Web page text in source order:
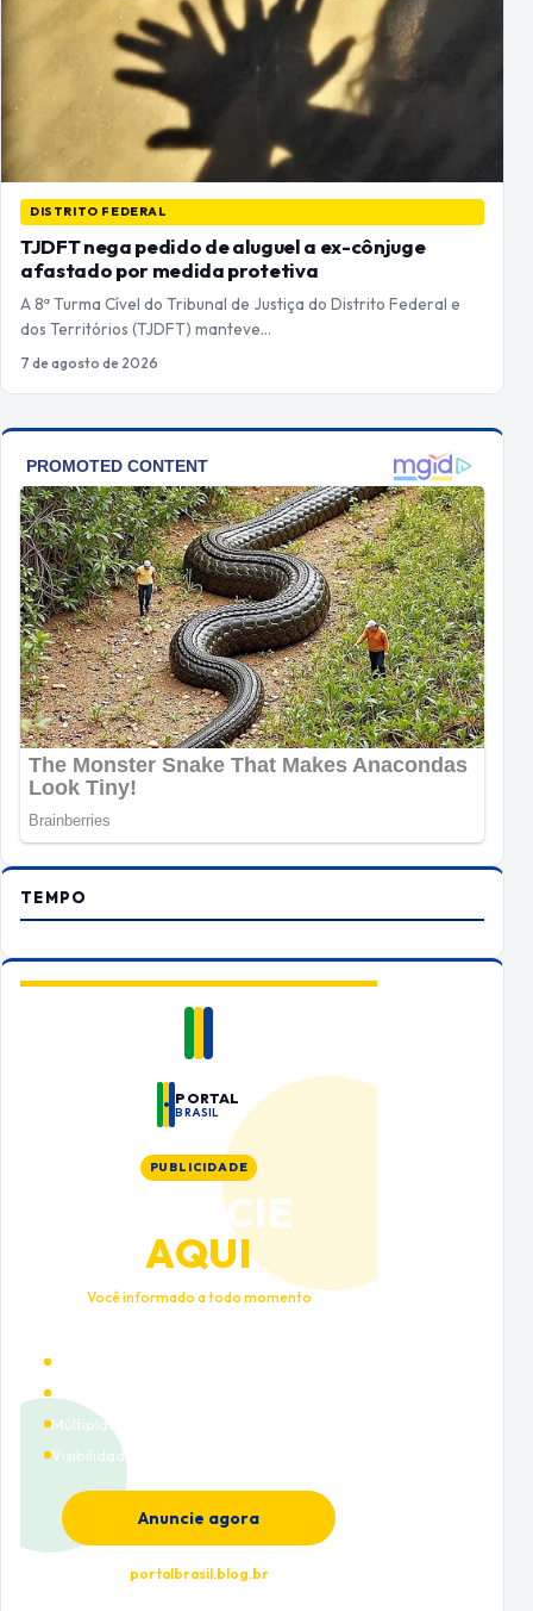
DISTRITO FEDERAL
TJDFT nega pedido de aluguel a ex-cônjuge
afastado por medida protetiva
A 8ª Turma Cível do Tribunal de Justiça do Distrito Federal e
dos Territórios (TJDFT) manteve…
7 de agosto de 2026
TEMPO
PORTAL
BRASIL
PUBLICIDADE
ANUNCIE
AQUI
Você informado a todo momento
Cobertura nacional
Múltiplas categorias
Visibilidade premium
Anuncie agora
portalbrasil.blog.br